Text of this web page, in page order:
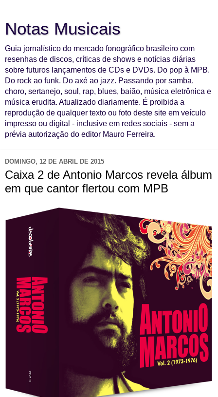
Notas Musicais
Guia jornalístico do mercado fonográfico brasileiro com
resenhas de discos, críticas de shows e notícias diárias
sobre futuros lançamentos de CDs e DVDs. Do pop à MPB.
Do rock ao funk. Do axé ao jazz. Passando por samba,
choro, sertanejo, soul, rap, blues, baião, música eletrônica e
música erudita. Atualizado diariamente. É proibida a
reprodução de qualquer texto ou foto deste site em veículo
impresso ou digital - inclusive em redes sociais - sem a
prévia autorização do editor Mauro Ferreira.
DOMINGO, 12 DE ABRIL DE 2015
Caixa 2 de Antonio Marcos revela álbum
em que cantor flertou com MPB